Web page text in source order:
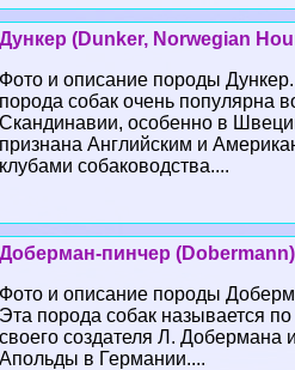
Дункер (Dunker, Norwegian
Фото и описание породы
порода собак очень популярна
Скандинавии, особенно в
признана Английским и
клубами собаководства....
Доберман-пинчер (Dobermann)
Фото и описание породы
Эта порода собак называется
своего создателя Л. Добермана
Апольды в Германии....